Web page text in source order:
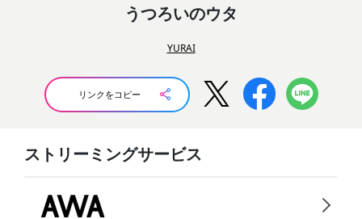
うつろいのウタ
YURAI
リンクをコピー
ストリーミングサービス